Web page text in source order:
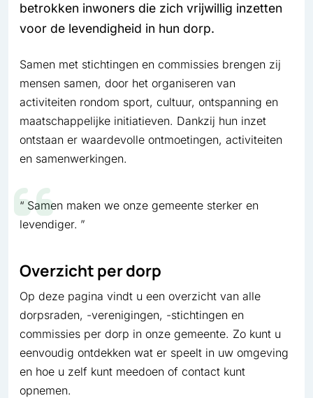
betrokken inwoners die zich vrijwillig inzetten
voor de levendigheid in hun dorp.
Samen met stichtingen en commissies brengen zij
mensen samen, door het organiseren van
activiteiten rondom sport, cultuur, ontspanning en
maatschappelijke initiatieven. Dankzij hun inzet
ontstaan er waardevolle ontmoetingen, activiteiten
en samenwerkingen.
Samen maken we onze gemeente sterker en
levendiger.
Overzicht per dorp
Op deze pagina vindt u een overzicht van alle
dorpsraden, -verenigingen, -stichtingen en
commissies per dorp in onze gemeente. Zo kunt u
eenvoudig ontdekken wat er speelt in uw omgeving
en hoe u zelf kunt meedoen of contact kunt
opnemen.